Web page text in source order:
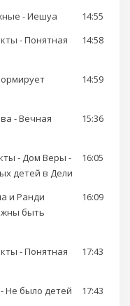
- Иешуа
14:55
- Понятная
14:58
14:59
- Вечная
15:36
- Дом Веры -
детей в Дели
16:05
и Ранди
быть
16:09
- Понятная
17:43
Не было детей
17:43